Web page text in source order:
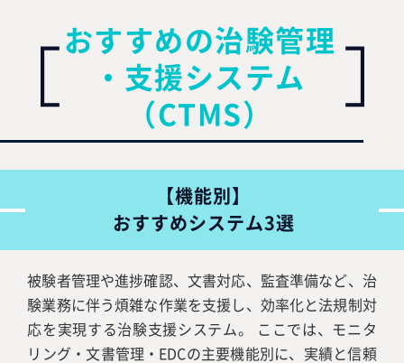
おすすめの治験管理
・支援システム
（CTMS）
【機能別】
おすすめシステム3選
被験者管理や進捗確認、文書対応、監査準備など、治
験業務に伴う煩雑な作業を支援し、効率化と法規制対
応を実現する治験支援システム。 ここでは、モニタ
リング・文書管理・EDCの主要機能別に、実績と信頼